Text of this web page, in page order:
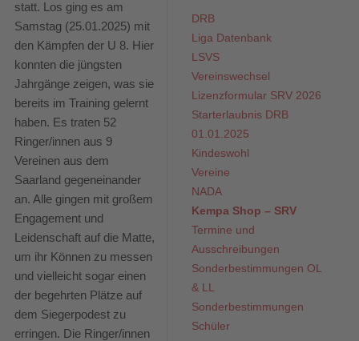
statt. Los ging es am
Samstag (25.01.2025) mit
den Kämpfen der U 8. Hier
konnten die jüngsten
Jahrgänge zeigen, was sie
bereits im Training gelernt
haben. Es traten 52
Ringer/innen aus 9
Vereinen aus dem
Saarland gegeneinander
an. Alle gingen mit großem
Engagement und
Leidenschaft auf die Matte,
um ihr Können zu messen
und vielleicht sogar einen
der begehrten Plätze auf
dem Siegerpodest zu
erringen. Die Ringer/innen
DRB
Liga Datenbank
LSVS
Vereinswechsel
Lizenzformular SRV 2026
Starterlaubnis DRB
01.01.2025
Kindeswohl
Vereine
NADA
Kempa Shop – SRV
Termine und
Ausschreibungen
Sonderbestimmungen OL
& LL
Sonderbestimmungen
Schüler